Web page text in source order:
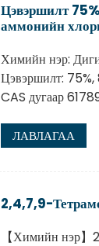
Цэвэршилт
аммонийн
Химийн нэр:
Цэвэршилт: 75%,
CAS дугаар
ЛАВЛАГАА
2,4,7,9-
【Химийн нэр